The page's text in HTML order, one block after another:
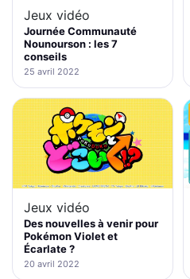
Jeux vidéo
Journée Communauté
Nounourson : les 7
conseils
25 avril 2022
Jeux vidéo
Des nouvelles à venir pour
Pokémon Violet et
Écarlate ?
20 avril 2022